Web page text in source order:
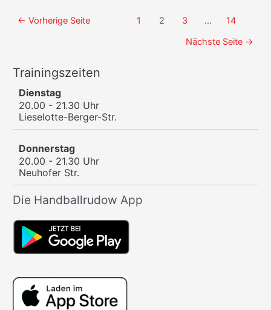
Seitennummerierung
← Vorherige Seite 1 2 3 …
14
Nächste Seite →
Trainingszeiten
Dienstag
20.00 - 21.30 Uhr
Lieselotte-Berger-Str.
Donnerstag
20.00 - 21.30 Uhr
Neuhofer Str.
Die Handballrudow App